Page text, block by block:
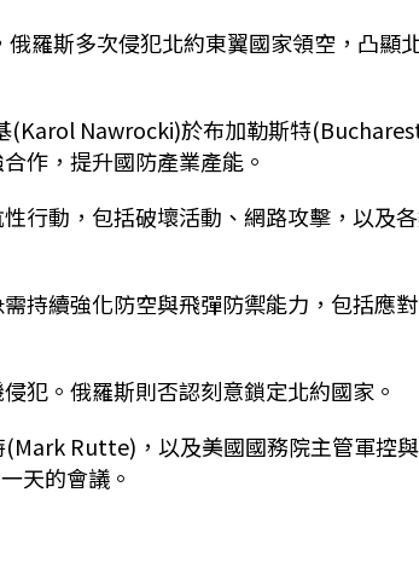
羅斯多次侵犯北約東翼國家領空，凸顯
(Karol Nawrocki)於布加勒斯特
作，提升國防產業產能。
行動，包括破壞活動、網路攻擊，以及
持續強化防空與飛彈防禦能力，包括應
犯。俄羅斯則否認刻意鎖定北約國家。
Rutte)，以及美國國務院主管軍控與
天的會議。